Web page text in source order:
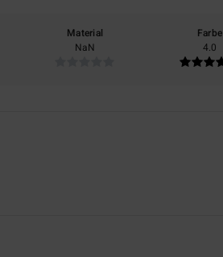
Material
NaN
Farbe
4.0